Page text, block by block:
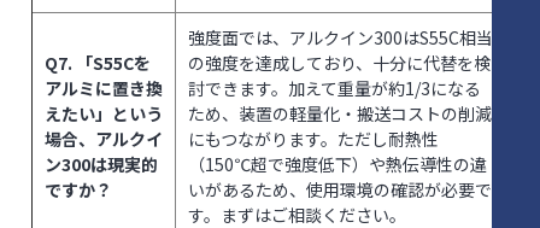
Q7. 「S55Cを
アルミに置き換
えたい」という
場合、アルクイ
ン300は現実的
ですか？
強度面では、アルクイン300はS55C相当
の強度を達成しており、十分に代替を検
討できます。加えて重量が約1/3になる
ため、装置の軽量化・搬送コストの削減
にもつながります。ただし耐熱性
（150℃超で強度低下）や熱伝導性の違
いがあるため、使用環境の確認が必要で
す。まずはご相談ください。